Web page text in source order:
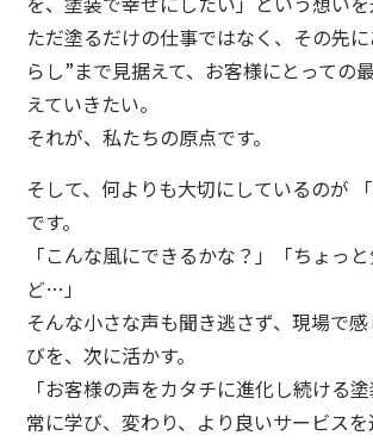
ただ塗るだけの仕事ではなく、その先
らし”まで見据えて、お客様にとっての
えていきたい。
それが、私たちの原点です。
そして、何よりも大切にしているのが 「
です。
「こんな風にできるかな？」「ちょっ
ど…」
そんな小さな声も聞き逃さず、現場で
びを、次に活かす。
「お客様の声をカタチに進化し続ける塗
常に学び、変わり、より良いサービス